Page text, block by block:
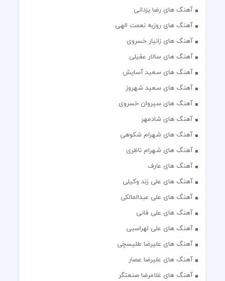
آهنگ های رضا یزدانی
آهنگ های روزبه نعمت الهی
آهنگ های زانیار خسروی
آهنگ های سالار عقیلی
آهنگ های سعید آسایش
آهنگ های سعید شهروز
آهنگ های سیروان خسروی
آهنگ های شادمهر
آهنگ های شهرام شکوهی
آهنگ های شهرام ناظری
آهنگ های عارف
آهنگ های علی زند وکیلی
آهنگ های علی عبدالمالکی
آهنگ های علی فانی
آهنگ های علی لهراسبی
آهنگ های علیرضا طلیسچی
آهنگ های علیرضا عصار
آهنگ های غلامرضا صنعتگر